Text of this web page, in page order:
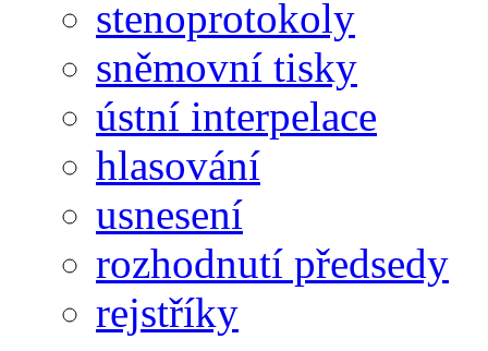
stenoprotokoly
sněmovní tisky
ústní interpelace
hlasování
usnesení
rozhodnutí předsedy
rejstříky